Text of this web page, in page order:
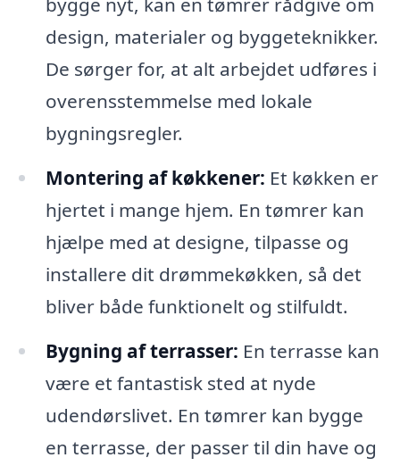
design, materialer og byggeteknikker.
De sørger for, at alt arbejdet udføres i
overensstemmelse med lokale
bygningsregler.
Montering af køkkener: Et køkken er
hjertet i mange hjem. En tømrer kan
hjælpe med at designe, tilpasse og
installere dit drømmekøkken, så det
bliver både funktionelt og stilfuldt.
Bygning af terrasser: En terrasse kan
være et fantastisk sted at nyde
udendørslivet. En tømrer kan bygge
en terrasse, der passer til din have og